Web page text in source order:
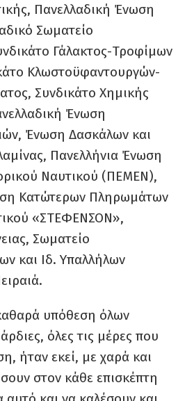
Πανελλαδική Ένωση
Σωματείο
Γάλακτος-Τροφίμων
Κλωστοϋφαντουργών-
Συνδικάτο Χημικής
Ένωση
Ένωση Δασκάλων και
Πανελλήνια Ένωση
Ναυτικού (ΠΕΜΕΝ),
Κατώτερων Πληρωμάτων
«ΣΤΕΦΕΝΣΟΝ»,
Σωματείο
και Ιδ. Υπαλλήλων
υπόθεση όλων
όλες τις μέρες που
ήταν εκεί, με χαρά και
στον κάθε επισκέπτη